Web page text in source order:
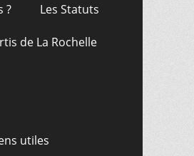
? Les Statuts
de La Rochelle
utiles